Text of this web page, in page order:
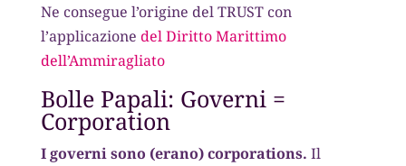
Ne consegue l’origine del TRUST con
l’applicazione del Diritto Marittimo
dell’Ammiragliato
Bolle Papali: Governi =
Corporation
I governi sono (erano) corporations. Il